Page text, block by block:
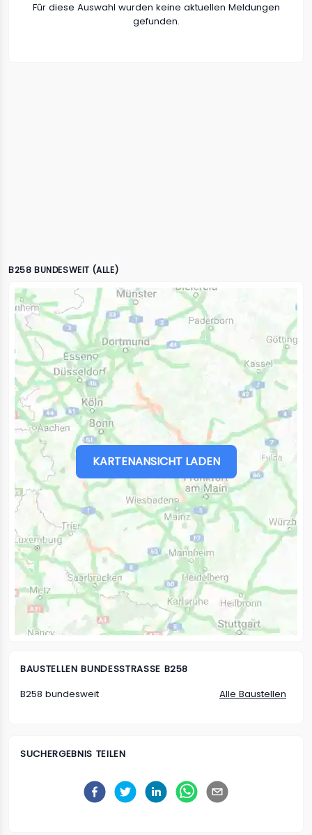
Fûr diese Auswahl wurden keine aktuellen Meldungen
gefunden.
B258 BUNDESWEIT (ALLE)
KARTENANSICHT LADEN
BAUSTELLENBUNDESSTRASSE B258
B258 bundesweit
Alle Baustellen
SUCHERGEBNIS TEILEN